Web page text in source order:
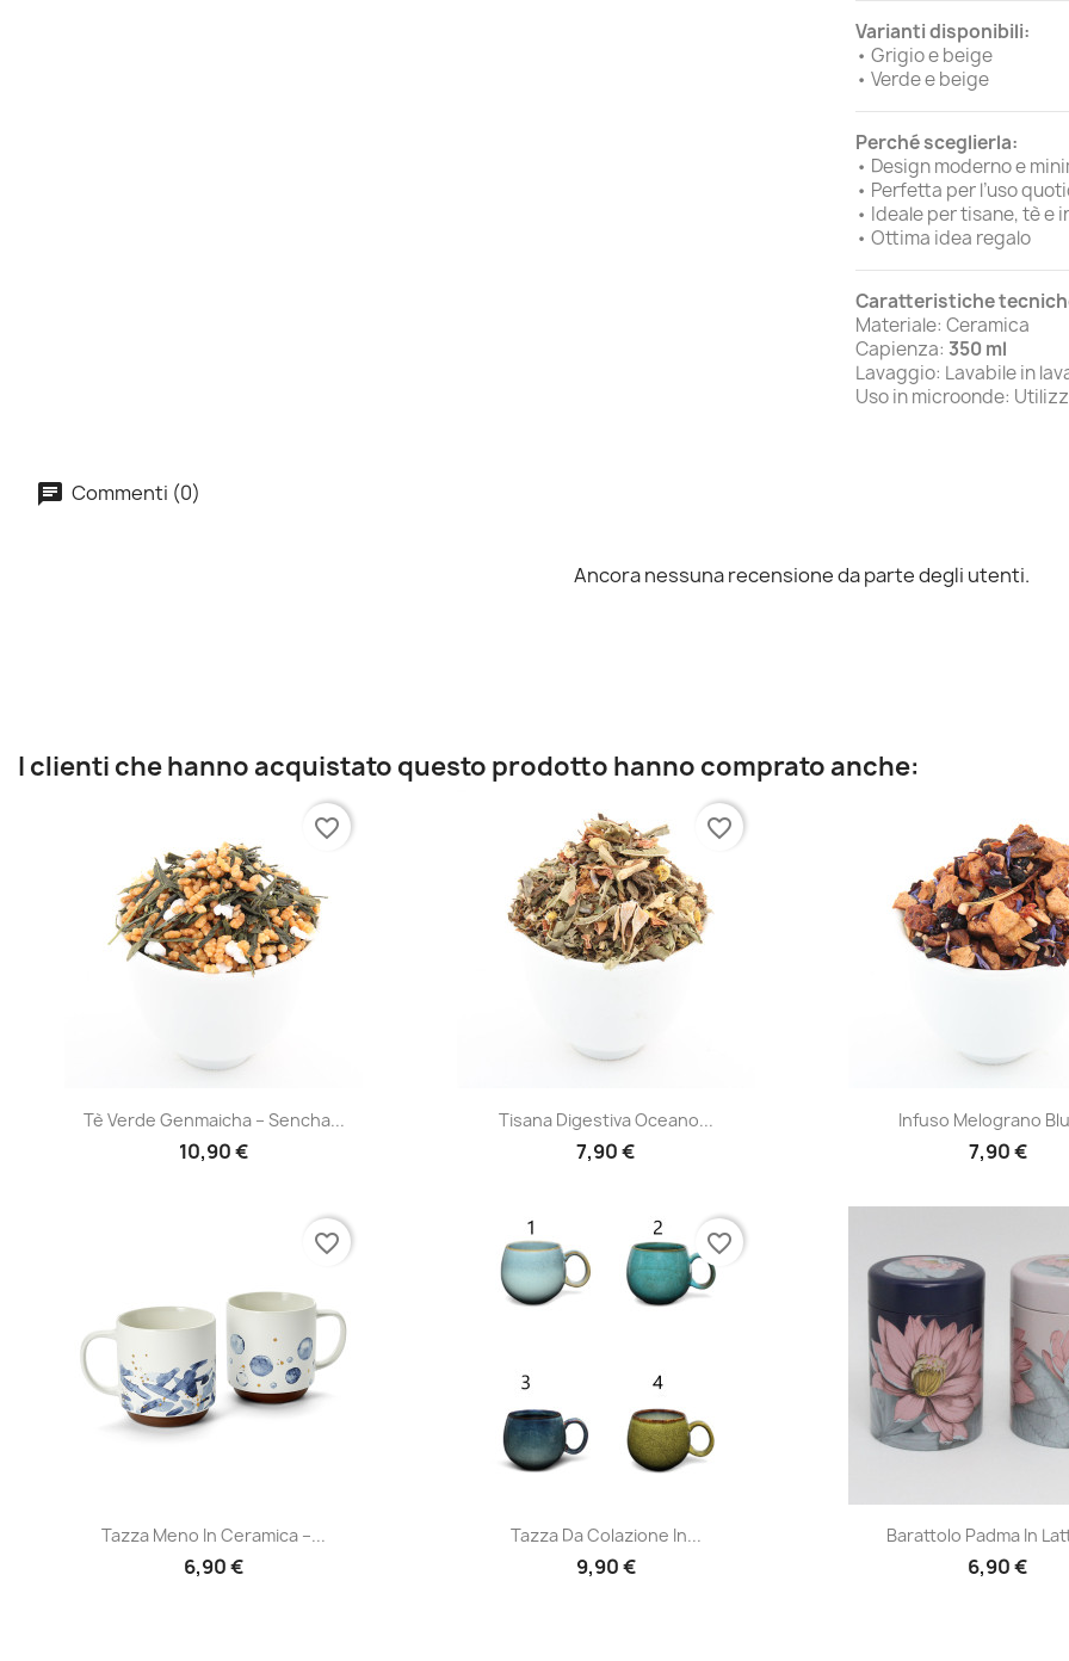
Varianti disponibili:
• Grigio e beige
• Verde e beige
Perché sceglierla:
• Design moderno e
• Perfetta per l’uso
• Ideale per tisane, tè e
• Ottima idea regalo
Caratteristiche
Materiale: Ceramica
Capienza: 350 ml
Lavaggio: Lavabile in
Uso in microonde:
Commenti (0)
Ancora nessuna recensione da parte degli utenti.
I clienti che hanno acquistato questo prodotto hanno comprato anche:
Anteprima
Tè Verde Genmaicha – Sencha...
10,90 €
favorite_border
Anteprima
Tisana Digestiva Oceano...
7,90 €
favorite_border
Anteprima
Infuso Melograno
7,90 €
Anteprima
Tazza Meno In Ceramica –...
6,90 €
favorite_border
Anteprima
Tazza Da Colazione In...
9,90 €
favorite_border
 Anteprima
Barattolo Padma In
6,90 €